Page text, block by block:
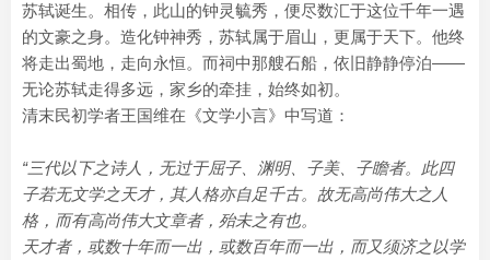
苏轼诞生。相传，此山的钟灵毓秀，便尽数汇于这位千年一遇
的文豪之身。造化钟神秀，苏轼属于眉山，更属于天下。他终
将走出蜀地，走向永恒。而祠中那艘石船，依旧静静停泊——
无论苏轼走得多远，家乡的牵挂，始终如初。
清末民初学者王国维在《文学小言》中写道：
“三代以下之诗人，无过于屈子、渊明、子美、子瞻者。此四
子若无文学之天才，其人格亦自足千古。故无高尚伟大之人
格，而有高尚伟大文章者，殆未之有也。
天才者，或数十年而一出，或数百年而一出，而又须济之以学